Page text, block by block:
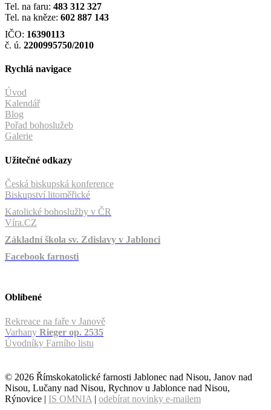
Tel. na faru: 483 312 327
Tel. na kněze: 602 887 143
IČO: 16390113
č. ú. 2200995750/2010
Rychlá navigace
Úvod
Kalendář
Blog
Pořad bohoslužeb
Galerie
Užitečné odkazy
Česká biskupská konference
Biskupství litoměřické
Katolické bohoslužby v ČR
Víra.CZ
Základní škola sv. Zdislavy v Jablonci
Facebook farnosti
Oblíbené
Rekreace na faře v Janově
Varhany Rieger op. 2535
Úvodníky Farního listu
© 2026 Římskokatolické farnosti Jablonec nad Nisou, Janov nad
Nisou, Lučany nad Nisou, Rychnov u Jablonce nad Nisou,
Rýnovice | IS OMNIA | odebírat novinky e-mailem